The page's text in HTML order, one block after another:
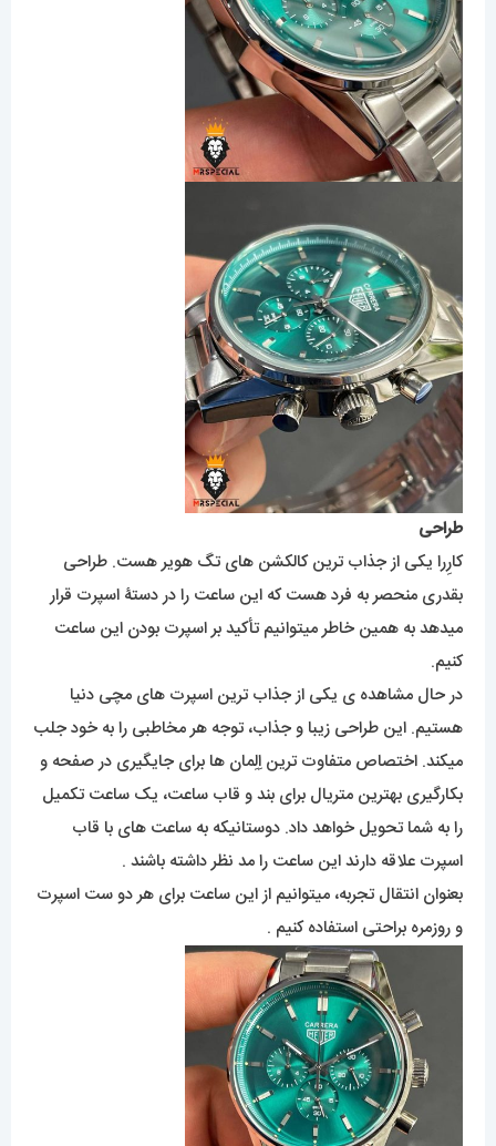
طراحی
کارِرا یکی از جذاب ترین کالکشن های تگ هویر هست. طراحی
بقدری منحصر به فرد هست که این ساعت را در دستۀ اسپرت قرار
میدهد به همین خاطر میتوانیم تأکید بر اسپرت بودن این ساعت
کنیم.
در حال مشاهده ی یکی از جذاب ترین اسپرت های مچی دنیا
هستیم. این طراحی زیبا و جذاب، توجه هر مخاطبی را به خود جلب
میکند. اختصاص متفاوت ترین اِلِمان ها برای جایگیری در صفحه و
بکارگیری بهترین متریال برای بند و قاب ساعت، یک ساعت تکمیل
را به شما تحویل خواهد داد. دوستانیکه به ساعت های با قاب
اسپرت علاقه دارند این ساعت را مد نظر داشته باشند .
بعنوان انتقال تجربه، میتوانیم از این ساعت برای هر دو ست اسپرت
و روزمره براحتی استفاده کنیم .